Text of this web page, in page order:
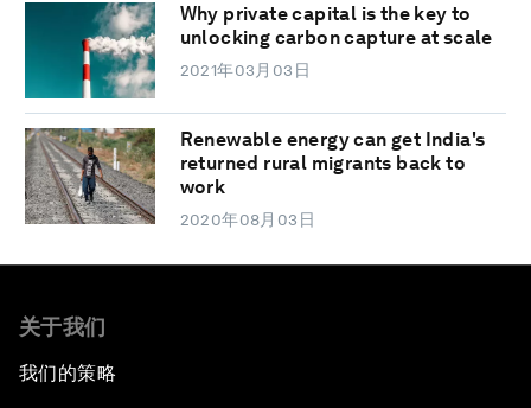
Why private capital is the key to
unlocking carbon capture at scale
2021年03月03日
Renewable energy can get India's
returned rural migrants back to
work
2020年08月03日
关于我们
我们的策略